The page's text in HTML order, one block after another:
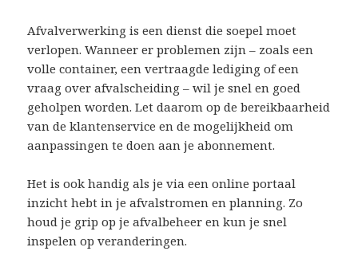
Afvalverwerking is een dienst die soepel moet
verlopen. Wanneer er problemen zijn – zoals een
volle container, een vertraagde lediging of een
vraag over afvalscheiding – wil je snel en goed
geholpen worden. Let daarom op de bereikbaarheid
van de klantenservice en de mogelijkheid om
aanpassingen te doen aan je abonnement.
Het is ook handig als je via een online portaal
inzicht hebt in je afvalstromen en planning. Zo
houd je grip op je afvalbeheer en kun je snel
inspelen op veranderingen.